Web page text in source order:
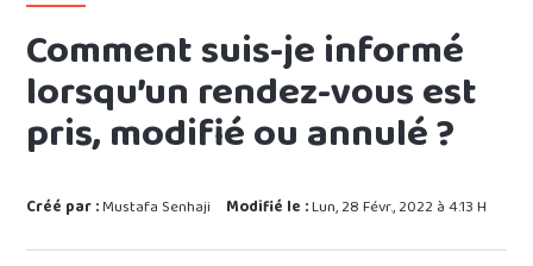
Comment suis-je informé
lorsqu’un rendez-vous est
pris, modifié ou annulé ?
Créé par :Mustafa Senhaji Modifié le :Lun, 28 Févr., 2022 à 4:13 H